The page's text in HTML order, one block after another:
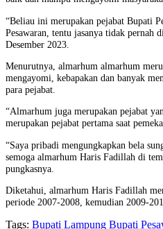
“Beliau ini merupakan pejabat Bupati
Pesawaran, tentu jasanya tidak pernah
Desember 2023.
Menurutnya, almarhum almarhum
mengayomi, kebapakan dan banyak
para pejabat.
“Almarhum juga merupakan pejabat
merupakan pejabat pertama saat
“Saya pribadi mengungkapkan bela
semoga almarhum Haris Fadillah di
pungkasnya.
Diketahui, almarhum Haris Fadillah
periode 2007-2008, kemudian 2009-
Tags: Bupati Lampung Bupati